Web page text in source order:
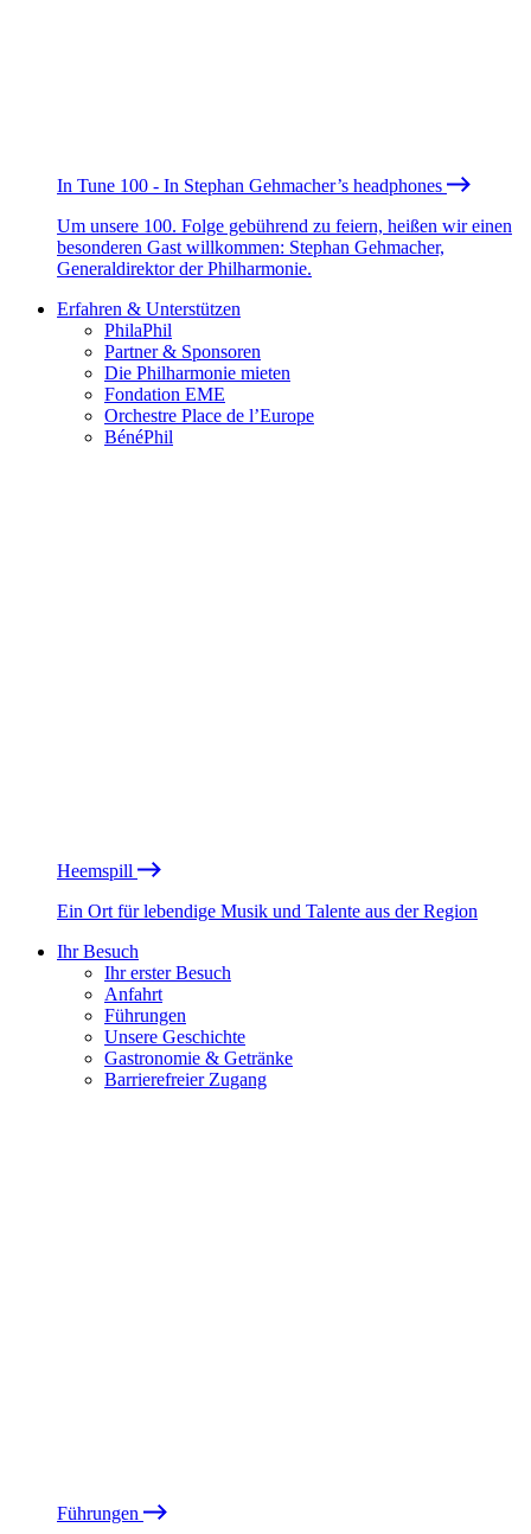
In Tune 100 - In Stephan Gehmacher’s headphones
Um unsere 100. Folge gebührend zu feiern, heißen wir einen
besonderen Gast willkommen: Stephan Gehmacher,
Generaldirektor der Philharmonie.
Erfahren & Unterstützen
PhilaPhil
Partner & Sponsoren
Die Philharmonie mieten
Fondation EME
Orchestre Place de l’Europe
BénéPhil
Heemspill
Ein Ort für lebendige Musik und Talente aus der Region
Ihr Besuch
Ihr erster Besuch
Anfahrt
Führungen
Unsere Geschichte
Gastronomie & Getränke
Barrierefreier Zugang
Führungen